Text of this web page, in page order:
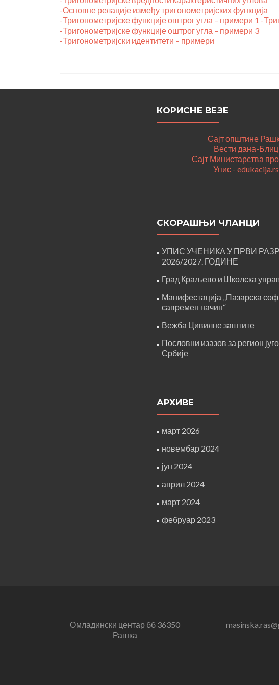
-Основне релације између тригонометријских функција
-Тригонометријске функције оштрог угла – примери 1 -
-Тригонометријске функције оштрог угла – примери 3
-Тригонометријски идентитети – примери
КОРИСНЕ ВЕЗЕ
Сајт општине
Вести дана-Блиц
Сајт Министарства
Упис - edukacija.rs
СКОРАШЊИ ЧЛАНЦИ
УПИС УЧЕНИКА У ПРВИ
2026/2027. ГОДИНЕ
Град Краљево и Школска
Манифестација „Пазарска
савремен начин“
Вежба Цивилне заштите
Пословни изазов за регион
Србије
АРХИВЕ
март 2026
новембар 2024
јун 2024
април 2024
март 2024
фебруар 2023
Омладински центар бб 36350
Рашка